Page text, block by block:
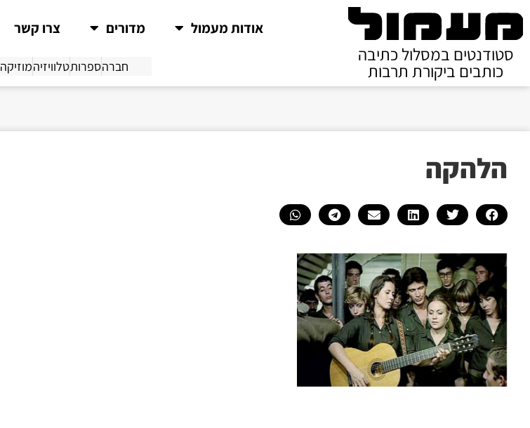
סטודנטים במסלול כתיבה
כותבים ביקורת תרבות
אודות מעמול מדורים צרו קשר
חברהספרותטלוויזיהמוזיקה
הלהקה